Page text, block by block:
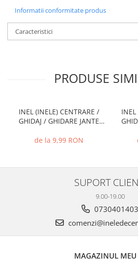
Informatii conformitate produs
Caracteristici
PRODUSE
INEL (INELE) CENTRARE /
GHIDAJ / GHIDARE JANTE
de la 9,99 RON
INEL
SUPORT
9.00-19.00
0730401403
MAGAZINUL MEU